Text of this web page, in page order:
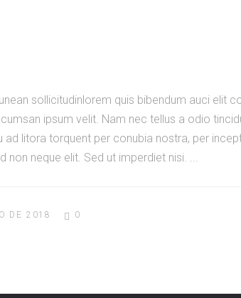
sollicitudinlorem quis bibendum auci elit
ipsum velit. Nam nec tellus a odio
litora torquent per conubia nostra, per
neque elit. Sed ut imperdiet nisi.
DE 2018 0